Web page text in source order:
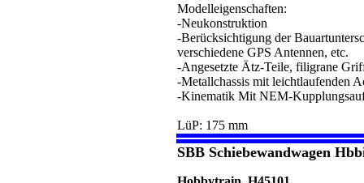
Modelleigenschaften:
-Neukonstruktion
-Berücksichtigung der
verschiedene GPS Antennen, etc.
-Angesetzte Ätz-Teile, filigrane
-Metallchassis mit leichtlaufenden
-Kinematik Mit NEM-
LüP: 175 mm
SBB Schiebewandwagen